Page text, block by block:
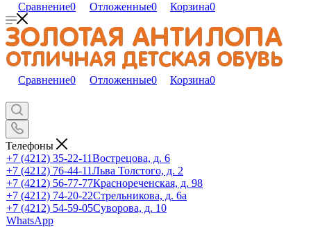
Сравнение0 Отложенные0 Корзина0
Сравнение0 Отложенные0 Корзина0
Телефоны
+7 (4212) 35-22-11Вострецова, д. 6
+7 (4212) 76-44-11Льва Толстого, д. 2
+7 (4212) 56-77-77Краснореченская, д. 98
+7 (4212) 74-20-22Стрельникова, д. 6а
+7 (4212) 54-59-05Суворова, д. 10
WhatsApp